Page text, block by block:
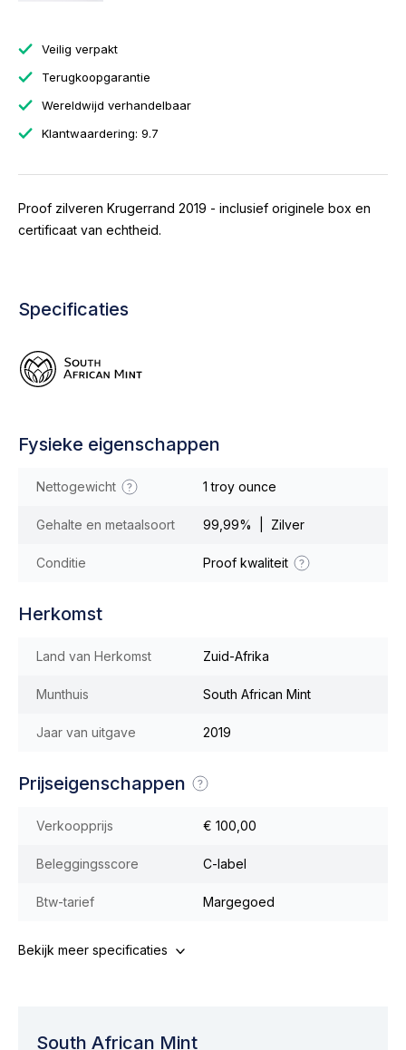
Veilig verpakt
Terugkoopgarantie
Wereldwijd verhandelbaar
Klantwaardering: 9.7
Proof zilveren Krugerrand 2019 - inclusief originele box en
certificaat van echtheid.
Specificaties
Fysieke eigenschappen
Nettogewicht 1 troy ounce
Gehalte en metaalsoort 99,99% | Zilver
Conditie Proof kwaliteit
Herkomst
Land van Herkomst Zuid-Afrika
Munthuis South African Mint
Jaar van uitgave 2019
Prijseigenschappen
Verkoopprijs € 100,00
Beleggingsscore C-label
Btw-tarief Margegoed
Bekijk meer specificaties
South African Mint